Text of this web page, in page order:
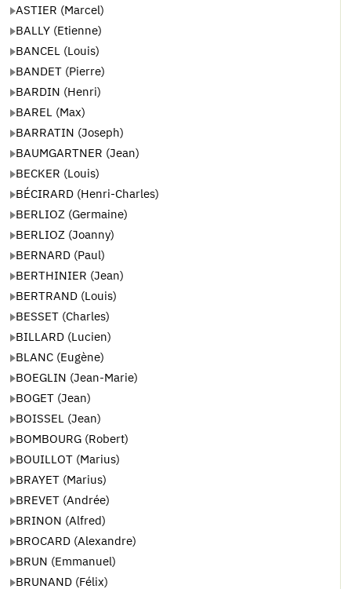
ASTIER (Marcel)
BALLY (Etienne)
BANCEL (Louis)
BANDET (Pierre)
BARDIN (Henri)
BAREL (Max)
BARRATIN (Joseph)
BAUMGARTNER (Jean)
BECKER (Louis)
BÉCIRARD (Henri-Charles)
BERLIOZ (Germaine)
BERLIOZ (Joanny)
BERNARD (Paul)
BERTHINIER (Jean)
BERTRAND (Louis)
BESSET (Charles)
BILLARD (Lucien)
BLANC (Eugène)
BOEGLIN (Jean-Marie)
BOGET (Jean)
BOISSEL (Jean)
BOMBOURG (Robert)
BOUILLOT (Marius)
BRAYET (Marius)
BREVET (Andrée)
BRINON (Alfred)
BROCARD (Alexandre)
BRUN (Emmanuel)
BRUNAND (Félix)